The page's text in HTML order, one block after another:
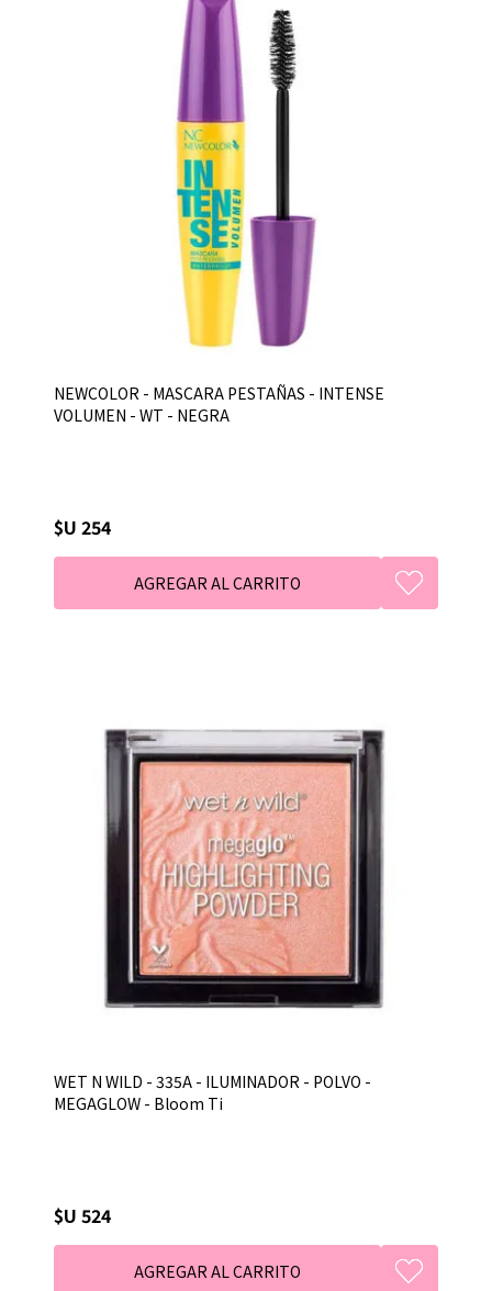
NEWCOLOR - MASCARA PESTAÑAS - INTENSE
VOLUMEN - WT - NEGRA
$U 254
WET N WILD - 335A - ILUMINADOR - POLVO -
MEGAGLOW - Bloom Ti
$U 524